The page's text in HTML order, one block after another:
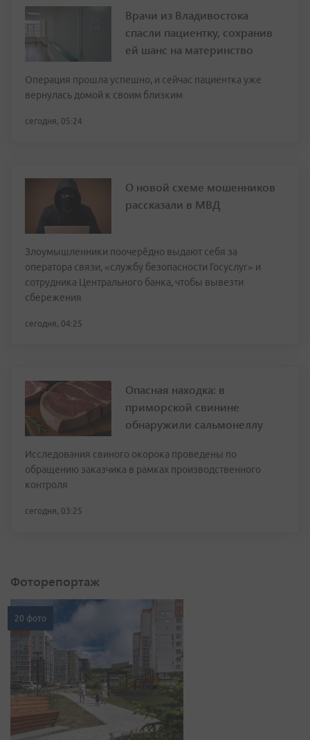
Врачи из Владивостока
спасли пациентку, сохранив
ей шанс на материнство
Операция прошла успешно, и сейчас пациентка уже
вернулась домой к своим близким
сегодня, 05:24
О новой схеме мошенников
рассказали в МВД
Злоумышленники поочерёдно выдают себя за
оператора связи, «службу безопасности Госуслуг» и
сотрудника Центрального банка, чтобы вывезти
сбережения
сегодня, 04:25
Опасная находка: в
приморской свинине
обнаружили сальмонеллу
Исследования свиного окорока проведены по
обращению заказчика в рамках производственного
контроля
сегодня, 03:25
Фоторепортаж
20 фото